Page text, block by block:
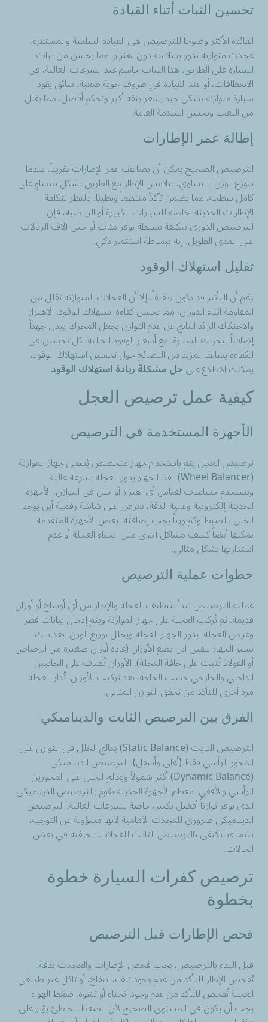
تحسين الثبات أثناء القيادة
الفائدة الأكثر وضوحاً للترصيص هي القيادة السلسة والمستقرة.
عجلات متوازنة تدور بسلاسة دون اهتزاز، مما يحسن من ثبات
السيارة على الطريق. هذا الثبات حاسم عند السرعات العالية، في
الانعطافات، أو عند القيادة في ظروف جوية صعبة. سائق يقود
سيارة متوازنة بشكل جيد يشعر بثقة أكبر وتحكم أفضل، مما يقلل
من التعب ويحسن السلامة العامة.
إطالة عمر الإطارات
الترصيص الصحيح يمكن أن يضاعف عمر الإطارات تقريباً. عندما
يتوزع الوزن بالتساوي، يتلامس الإطار مع الطريق بشكل متساوٍ على
كامل سطحه، مما يضمن تآكلاً منتظماً وبطيئاً. بالنظر لتكلفة
الإطارات الحديثة، خاصة للسيارات الكبيرة أو الرياضية، فإن
الترصيص الدوري بتكلفة بسيطة يوفر مئات أو حتى آلاف الريالات
على المدى الطويل. إنه ببساطة استثمار ذكي.
تقليل استهلاك الوقود
رغم أن التأثير قد يكون طفيفاً، إلا أن العجلات المتوازنة تقلل من
المقاومة أثناء الدوران، مما يحسن كفاءة استهلاك الوقود. الاهتزاز
والاحتكاك الزائد الناتج عن عدم التوازن يجعل المحرك يبذل جهداً
إضافياً لتحريك السيارة. مع أسعار الوقود الحالية، كل تحسين في
الكفاءة يساعد. لمزيد من النصائح حول تحسين استهلاك الوقود،
يمكنك الاطلاع علىحل مشكلة زيادة استهلاك الوقود.
كيفية عمل ترصيص العجل
الأجهزة المستخدمة في الترصيص
ترصيص العجل يتم باستخدام جهاز متخصص يُسمى جهاز الموازنة
(Wheel Balancer). هذا الجهاز يدور العجلة بسرعة عالية
ويستخدم حساسات لقياس أي اهتزاز أو خلل في التوازن. الأجهزة
الحديثة إلكترونية وعالية الدقة، تعرض على شاشة رقمية أين يوجد
الخلل بالضبط وكم وزناً يجب إضافته. بعض الأجهزة المتقدمة
يمكنها أيضاً كشف مشاكل أخرى مثل انحناء العجلة أو عدم
استدارتها بشكل مثالي.
خطوات عملية الترصيص
عملية الترصيص تبدأ بتنظيف العجلة والإطار من أي أوساخ أو أوزان
قديمة. ثم تُركب العجلة على جهاز الموازنة ويتم إدخال بيانات قطر
وعرض العجلة. يدور الجهاز العجلة ويحلل توزيع الوزن. بعد ذلك،
يشير الجهاز للفني أين يضع الأوزان (عادة أوزان صغيرة من الرصاص
أو الفولاذ تُثبت على حافة العجلة). الأوزان تُضاف على الجانبين
الداخلي والخارجي حسب الحاجة. بعد تركيب الأوزان، تُدار العجلة
مرة أخرى للتأكد من تحقق التوازن المثالي.
الفرق بين الترصيص الثابت والديناميكي
الترصيص الثابت (Static Balance) يعالج الخلل في التوازن على
المحور الرأسي فقط (أعلى وأسفل). الترصيص الديناميكي
(Dynamic Balance) أكثر شمولاً ويعالج الخلل على المحورين
الرأسي والأفقي. معظم الأجهزة الحديثة تقوم بالترصيص الديناميكي
الذي يوفر توازناً أفضل بكثير، خاصة للسرعات العالية. الترصيص
الديناميكي ضروري للعجلات الأمامية لأنها مسؤولة عن التوجيه،
بينما قد يكتفى بالترصيص الثابت للعجلات الخلفية في بعض
الحالات.
ترصيص كفرات السيارة خطوة
بخطوة
فحص الإطارات قبل الترصيص
قبل البدء بالترصيص، يجب فحص الإطارات والعجلات بدقة.
يُفحص الإطار للتأكد من عدم وجود تلف، انتفاخ، أو تآكل غير طبيعي.
العجلة تُفحص للتأكد من عدم وجود انحناء أو تشوه. ضغط الهواء
يجب أن يكون في المستوى الصحيح لأن الضغط الخاطئ يؤثر على